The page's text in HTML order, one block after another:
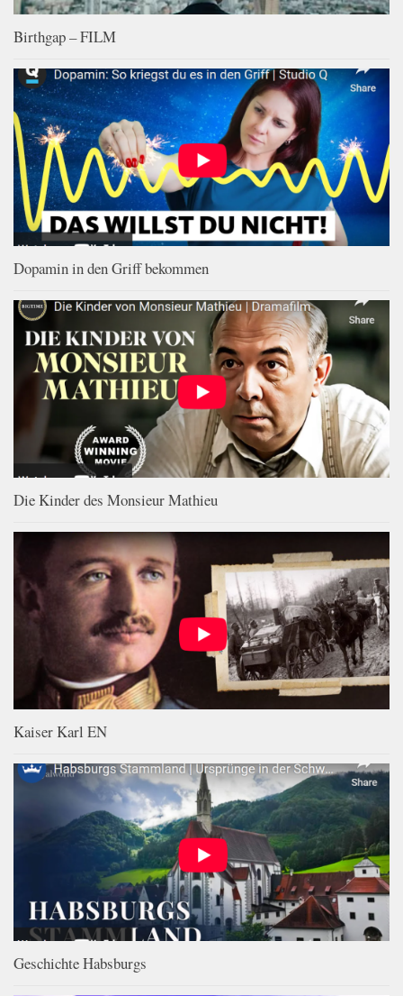
Birthgap – FILM
Dopamin in den Griff bekommen
Die Kinder des Monsieur Mathieu
Kaiser Karl EN
Geschichte Habsburgs